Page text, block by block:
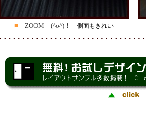
■ ZOOM (^o^)！ 側面もきれい